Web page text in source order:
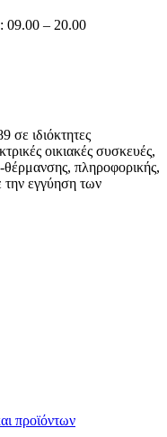
09.00 – 20.00
σε ιδιόκτητες
οικιακές συσκευές,
πληροφορικής,
την εγγύηση των
προϊόντων